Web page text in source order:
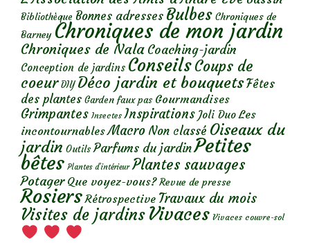
Bibliothèque Bonnes adresses Bulbes Chroniques de
Barney Chroniques de mon jardin
Chroniques de Nala Coaching-jardin
Conception de jardins ConseilsCoups de
coeur DIY Déco jardin et bouquetsFêtes
des plantes Garden faux pas Gourmandises
Grimpantes Insectes Inspirations Joli Duo Les
incontournables Macro Non classé Oiseaux du
jardin Outils Parfums du jardinPetites
bêtes Plantes d’intérieur Plantes sauvages
Potager Que voyez-vous? Revue de presse
Rosiers Rétrospective Travaux du mois
Visites de jardins Vivaces Vivaces couvre-sol